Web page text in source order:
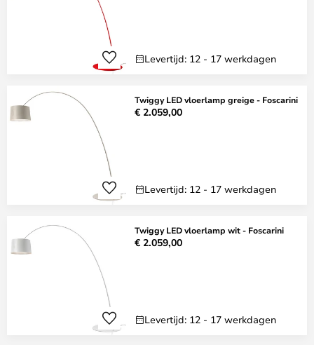
Levertijd: 12 - 17 werkdagen
Twiggy LED vloerlamp greige - Foscarini
€ 2.059,00
Levertijd: 12 - 17 werkdagen
Twiggy LED vloerlamp wit - Foscarini
€ 2.059,00
Levertijd: 12 - 17 werkdagen